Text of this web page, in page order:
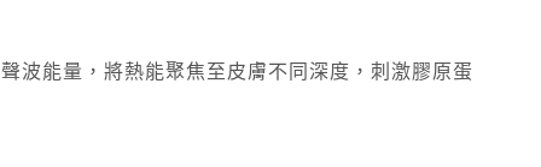
波能量，將熱能聚焦至皮膚不同深度，刺激膠原蛋